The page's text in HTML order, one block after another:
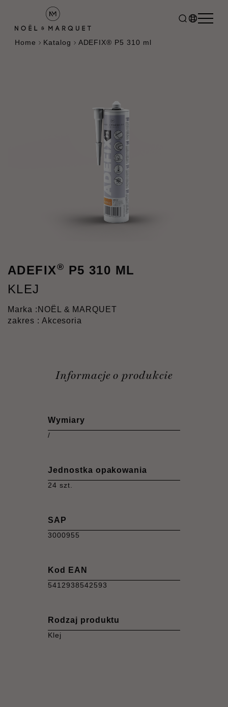
Home Katalog ADEFIX® P5 310 ml
ADEFIX® P5 310 ML
KLEJ
Marka : NOËL & MARQUET
zakres : Akcesoria
Informacje o produkcie
Wymiary
/
Jednostka opakowania
24 szt.
SAP
3000955
Kod EAN
5412938542593
Rodzaj produktu
Klej